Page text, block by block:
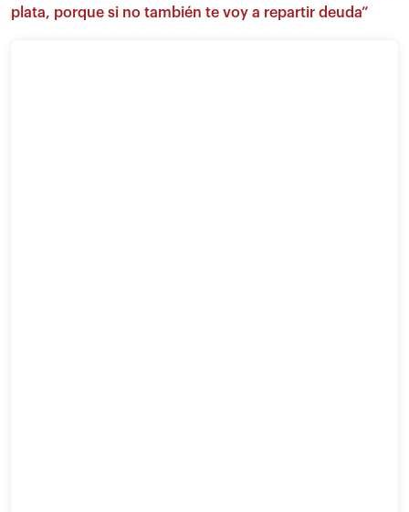
plata, porque si no también te voy a repartir deuda”